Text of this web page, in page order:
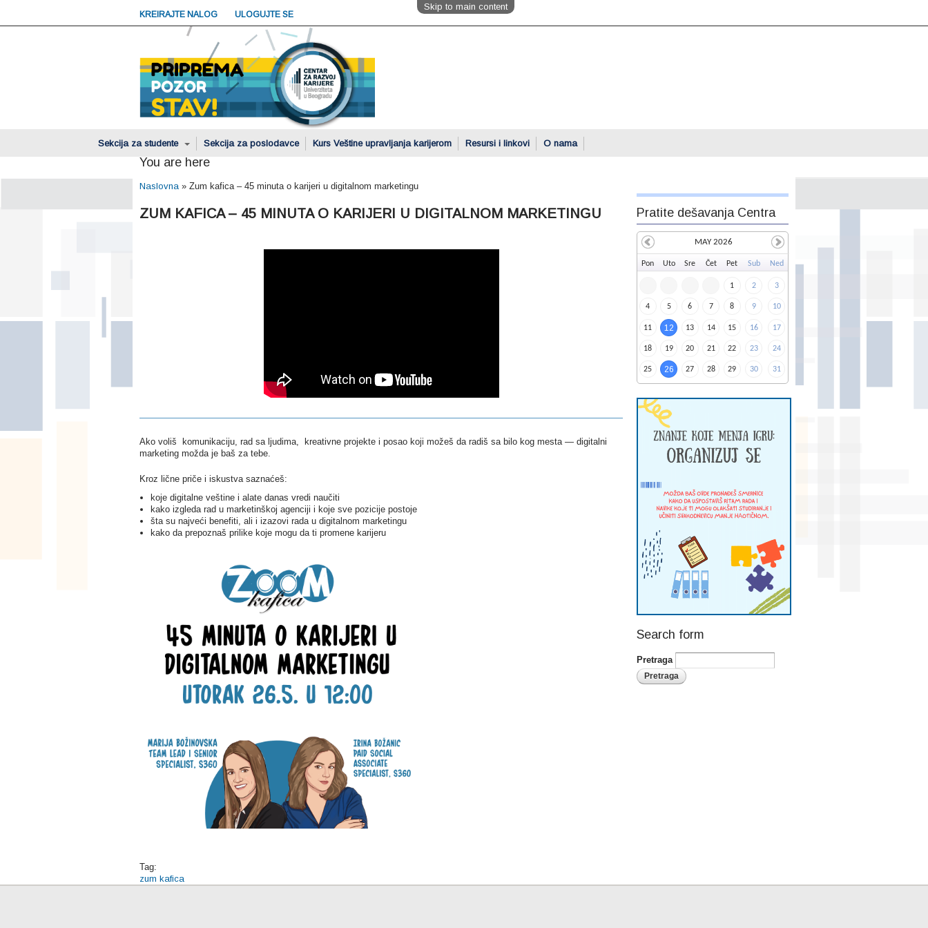
Skip to main content
KREIRAJTE NALOG ULOGUJTE SE
Sekcija za studente Sekcija za poslodavce Kurs Veštine upravljanja karijerom Resursi i linkovi O nama
You are here
Naslovna » Zum kafica – 45 minuta o karijeri u digitalnom marketingu
ZUM KAFICA – 45 MINUTA O KARIJERI U DIGITALNOM MARKETINGU
Ako voliš komunikaciju, rad sa ljudima, kreativne projekte i posao koji možeš da radiš sa bilo kog mesta — digitalni
marketing možda je baš za tebe.
Kroz lične priče i iskustva saznaćeš:
koje digitalne veštine i alate danas vredi naučiti
kako izgleda rad u marketinškoj agenciji i koje sve pozicije postoje
šta su najveći benefiti, ali i izazovi rada u digitalnom marketingu
kako da prepoznaš prilike koje mogu da ti promene karijeru
Tag:
zum kafica
Pratite dešavanja Centra
Pon Uto Sre Čet Pet Sub Ned
1 2 3
4 5 6 7 8 9 10
11 12 13 14 15 16 17
18 19 20 21 22 23 24
25 26 27 28 29 30 31
MAY 2026
Search form
Pretraga